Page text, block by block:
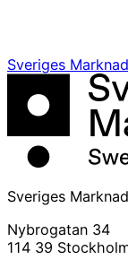
Sveriges
Sveriges
Nybrogatan 34
114 39